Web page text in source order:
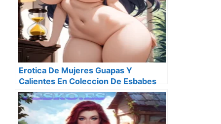
Erotica De Mujeres Guapas Y
Calientes En Coleccion De Esbabes
Seis